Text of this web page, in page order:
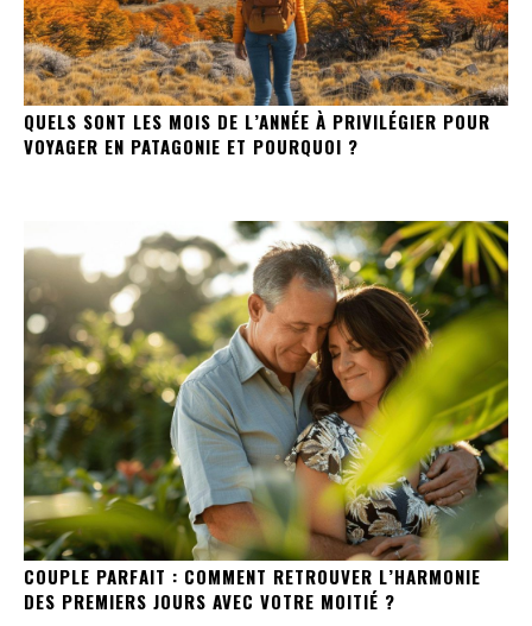
QUELS SONT LES MOIS DE L’ANNÉE À PRIVILÉGIER POUR
VOYAGER EN PATAGONIE ET POURQUOI ?
COUPLE PARFAIT : COMMENT RETROUVER L’HARMONIE
DES PREMIERS JOURS AVEC VOTRE MOITIÉ ?